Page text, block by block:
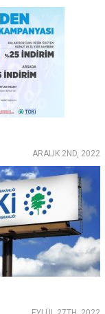
ARALIK 2ND, 2022